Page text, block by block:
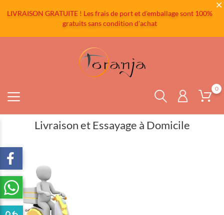
LIVRAISON GRATUITE ! Les frais de port et d'emballage sont 100%
gratuits sans condition d'achat
0
Livraison et Essayage à Domicile